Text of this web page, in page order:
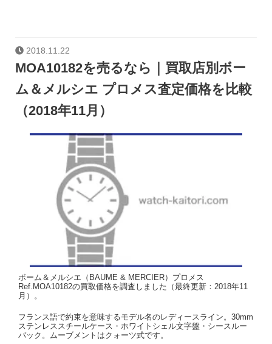
2018.11.22
MOA10182を売るなら｜買取店別ボー
ム＆メルシエ プロメス査定価格を比較
（2018年11月）
ボーム＆メルシエ（BAUME & MERCIER）プロメス
Ref.MOA10182の買取価格を調査しました（最終更新：2018年11
月）。
フランス語で約束を意味するモデル名のレディースライン。30mm
ステンレススチールケース・ホワイトシェル文字盤・シースルー
バック。ムーブメントはクォーツ式です。